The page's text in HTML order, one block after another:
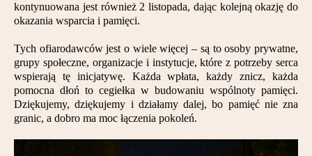
kontynuowana jest również 2 listopada, dając kolejną okazję do
okazania wsparcia i pamięci.
Tych ofiarodawców jest o wiele więcej – są to osoby prywatne,
grupy społeczne, organizacje i instytucje, które z potrzeby serca
wspierają tę inicjatywę. Każda wpłata, każdy znicz, każda
pomocna dłoń to cegiełka w budowaniu wspólnoty pamięci.
Dziękujemy, dziękujemy i działamy dalej, bo pamięć nie zna
granic, a dobro ma moc łączenia pokoleń.